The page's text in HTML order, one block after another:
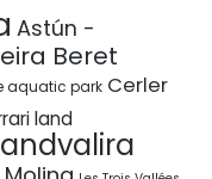
Astún -
Beret
aquatic park Cerler
land